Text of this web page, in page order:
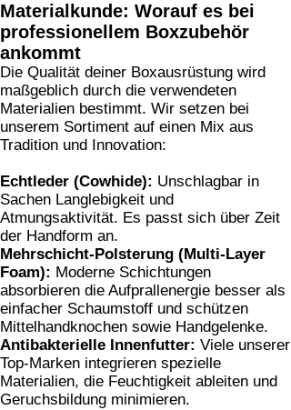
Materialkunde: Worauf es bei
professionellem Boxzubehör
ankommt
Die Qualität deiner Boxausrüstung wird
maßgeblich durch die verwendeten
Materialien bestimmt. Wir setzen bei
unserem Sortiment auf einen Mix aus
Tradition und Innovation:
Echtleder (Cowhide): Unschlagbar in
Sachen Langlebigkeit und
Atmungsaktivität. Es passt sich über Zeit
der Handform an.
Mehrschicht-Polsterung (Multi-Layer
Foam): Moderne Schichtungen
absorbieren die Aufprallenergie besser als
einfacher Schaumstoff und schützen
Mittelhandknochen sowie Handgelenke.
Antibakterielle Innenfutter: Viele unserer
Top-Marken integrieren spezielle
Materialien, die Feuchtigkeit ableiten und
Geruchsbildung minimieren.